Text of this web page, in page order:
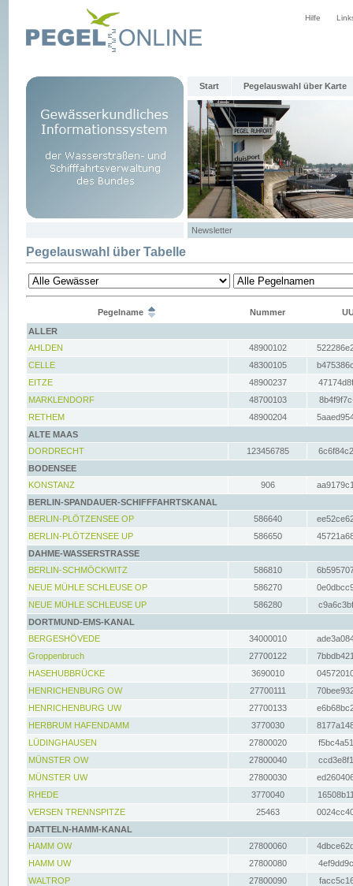
Hilfe
Start Pegelauswahl über Karte
Newsletter
Pegelauswahl über Tabelle
Pegelname Nummer
ALLER
AHLDEN
48900102
CELLE
48300105
EITZE
48900237
MARKLENDORF
48700103
RETHEM
48900204
ALTE MAAS
DORDRECHT
123456785
BODENSEE
KONSTANZ
906
BERLIN-SPANDAUER-SCHIFFFAHRTSKANAL
BERLIN-PLÖTZENSEE OP
586640
BERLIN-PLÖTZENSEE UP
586650
DAHME-WASSERSTRASSE
BERLIN-SCHMÖCKWITZ
586810
NEUE MÜHLE SCHLEUSE OP
586270
NEUE MÜHLE SCHLEUSE UP
586280
DORTMUND-EMS-KANAL
BERGESHÖVEDE
34000010
Groppenbruch
27700122
HASEHUBBRÜCKE
3690010
HENRICHENBURG OW
27700111
HENRICHENBURG UW
27700133
HERBRUM HAFENDAMM
3770030
LÜDINGHAUSEN
27800020
MÜNSTER OW
27800040
MÜNSTER UW
27800030
RHEDE
3770040
VERSEN TRENNSPITZE
25463
DATTELN-HAMM-KANAL
HAMM OW
27800060
HAMM UW
27800080
WALTROP
27800090